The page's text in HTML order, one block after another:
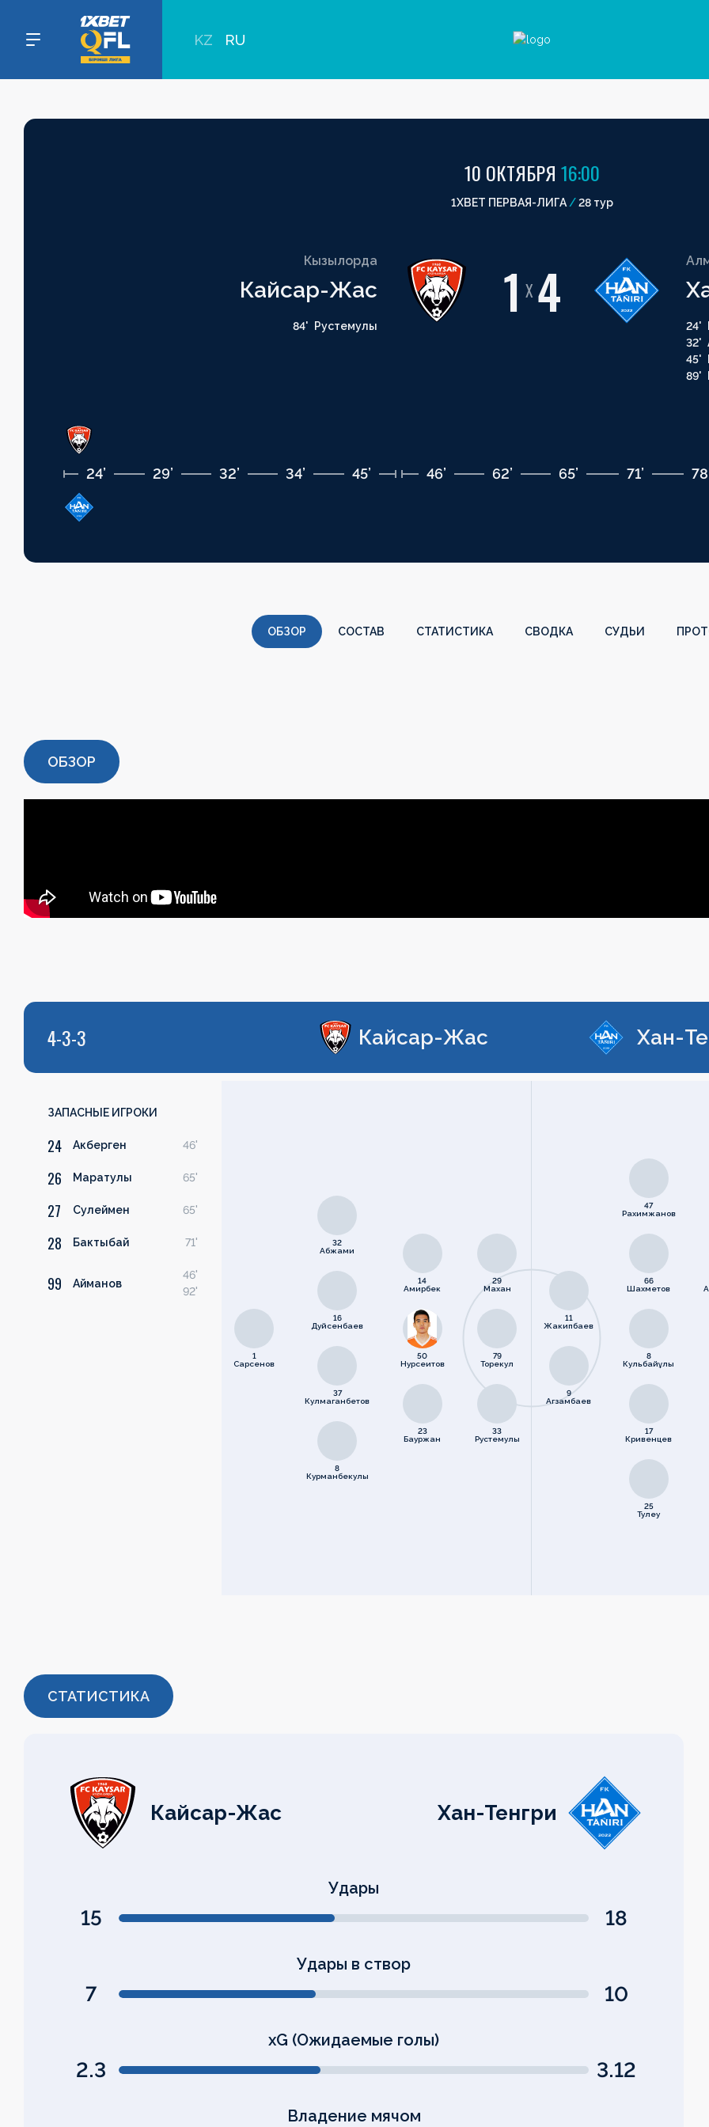
KZ RU
10 ОКТЯБРЯ 16:00
1XBET ПЕРВАЯ-ЛИГА /28 тур
Кызылорда
Кайсар-Жас
84' Рустемулы
1 X 4
24'
32'
45'
89'
24’ 29’ 32’ 34’ 45’ 46’ 62’ 65’ 71’
ОБЗОР СОСТАВ СТАТИСТИКА СВОДКА СУДЬИ
ОБЗОР
4-3-3 Кайсар-Жас Хан-
1
Сарсенов
32
Абжами
16
Дуйсенбаев
37
Кулмаганбетов
8
Курманбекулы
14
Амирбек
50
Нурсеитов
23
Бауржан
29
Махан
79
Торекул
33
Рустемулы
ЗАПАСНЫЕ ИГРОКИ
24 Акберген 46'
26 Маратулы 65'
27 Сулеймен 65'
28 Бактыбай 71'
99 Айманов
46'
92'
11
Жакипбаев
9
Агзамбаев
47
Рахимжанов
66
Шахметов
8
Кульбайұлы
17
Кривенцев
25
Тулеу
СТАТИСТИКА
Кайсар-Жас Хан-Тенгри
Удары
15 18
Удары в створ
7 10
xG (Ожидаемые голы)
2.3 3.12
Владение мячом